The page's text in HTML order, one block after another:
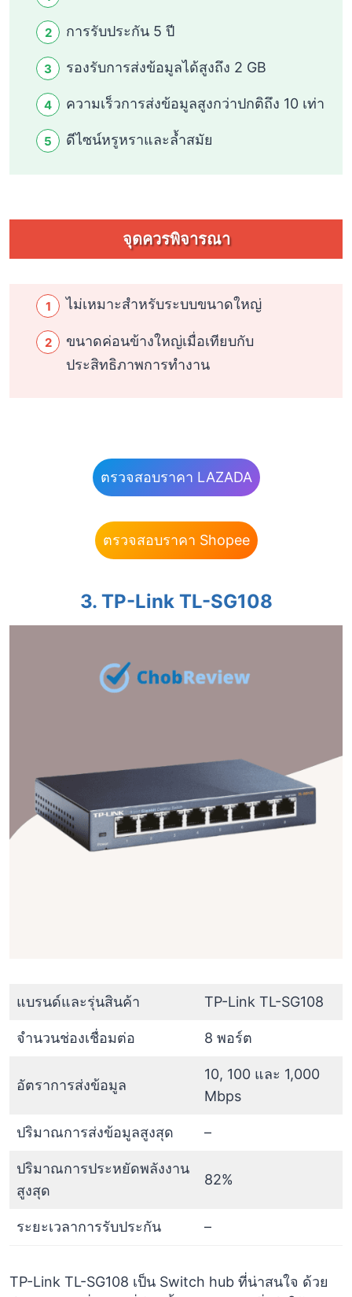
การรับประกัน 5 ปี
รองรับการส่งข้อมูลได้สูงถึง 2 GB
ความเร็วการส่งข้อมูลสูงกว่าปกติถึง 10 เท่า
ดีไซน์หรูหราและล้ำสมัย
จุดควรพิจารณา
ไม่เหมาะสำหรับระบบขนาดใหญ่
ขนาดค่อนข้างใหญ่เมื่อเทียบกับ
ประสิทธิภาพการทำงาน
ตรวจสอบราคา LAZADA
ตรวจสอบราคา Shopee
3. TP-Link TL-SG108
แบรนด์และรุ่นสินค้า TP-Link TL-SG108
จำนวนช่องเชื่อมต่อ 8 พอร์ต
อัตราการส่งข้อมูล
10, 100 และ 1,000
Mbps
ปริมาณการส่งข้อมูลสูงสุด –
ปริมาณการประหยัดพลังงาน
สูงสุด
82%
ระยะเวลาการรับประกัน –
TP-Link TL-SG108 เป็น Switch hub ที่น่าสนใจ ด้วย